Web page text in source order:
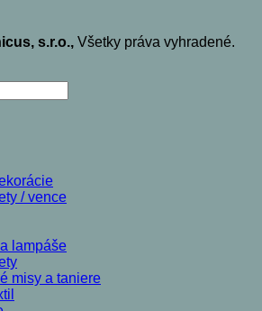
s.r.o., Všetky práva vyhradené.
/ vence
lampáše
misy a taniere